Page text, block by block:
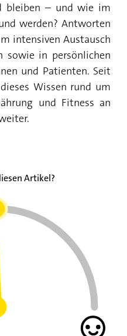
bleiben – und wie im
werden? Antworten
intensiven Austausch
sowie in persönlichen
und Patienten. Seit
Wissen rund um
und Fitness an
Artikel?